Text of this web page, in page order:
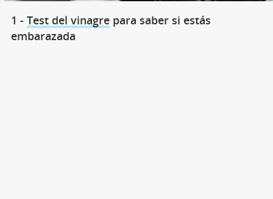
1 - Test del vinagrepara saber si estás
embarazada